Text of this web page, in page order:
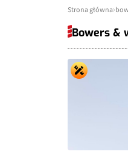
Strona główna
Bowers &